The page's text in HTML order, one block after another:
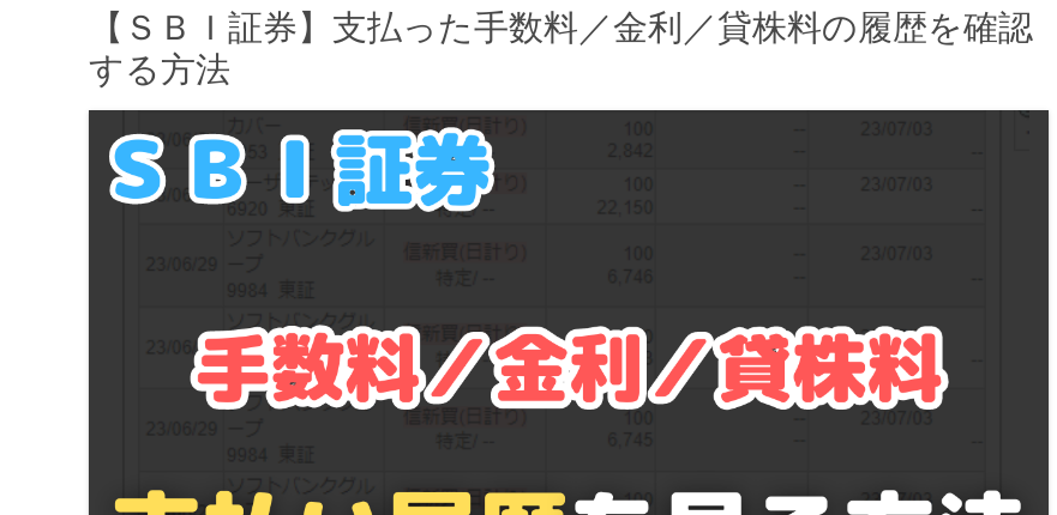
【ＳＢＩ証券】支払った手数料／金利／貸株料の履歴を確認
する方法